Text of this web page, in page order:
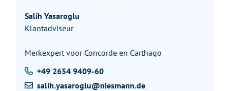
Salih Yasaroglu
Klantadviseur
Merkexpert voor Concorde en Carthago
+49 2654 9409-60
salih.yasaroglu@niesmann.de